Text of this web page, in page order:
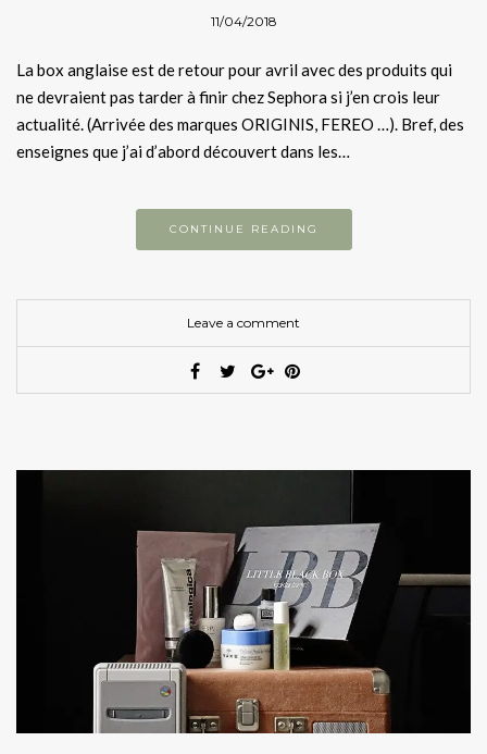
11/04/2018
La box anglaise est de retour pour avril avec des produits qui
ne devraient pas tarder à finir chez Sephora si j’en crois leur
actualité. (Arrivée des marques ORIGINIS, FEREO …). Bref, des
enseignes que j’ai d’abord découvert dans les…
CONTINUE READING
Leave a comment